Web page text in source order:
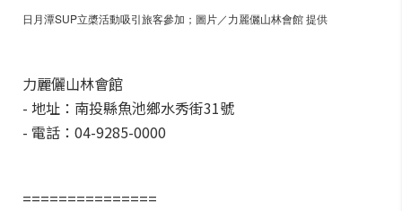
日月潭SUP立槳活動吸引旅客參加；圖片／力麗儷山林會館 提供
力麗儷山林會館
- 地址：南投縣魚池鄉水秀街31號
- 電話：04-9285-0000
===============